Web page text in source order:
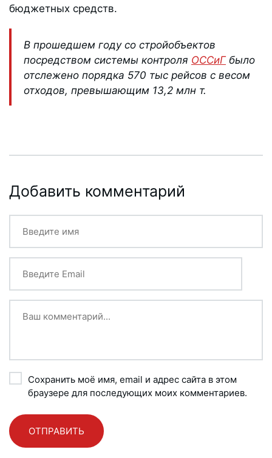
бюджетных средств.
В прошедшем году со стройобъектов
посредством системы контроля ОССиГ было
отслежено порядка 570 тыс рейсов с весом
отходов, превышающим 13,2 млн т.
Добавить комментарий
Сохранить моё имя, email и адрес сайта в этом
браузере для последующих моих комментариев.